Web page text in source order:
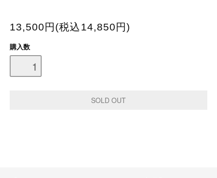
13,500円(税込14,850円)
購入数